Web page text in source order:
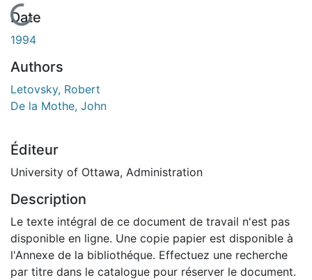
En cours de chargement...
Date
1994
Authors
Letovsky, Robert
De la Mothe, John
Éditeur
University of Ottawa, Administration
Description
Le texte intégral de ce document de travail n'est pas
disponible en ligne. Une copie papier est disponible à
l'Annexe de la bibliothéque. Effectuez une recherche
par titre dans le catalogue pour réserver le document.